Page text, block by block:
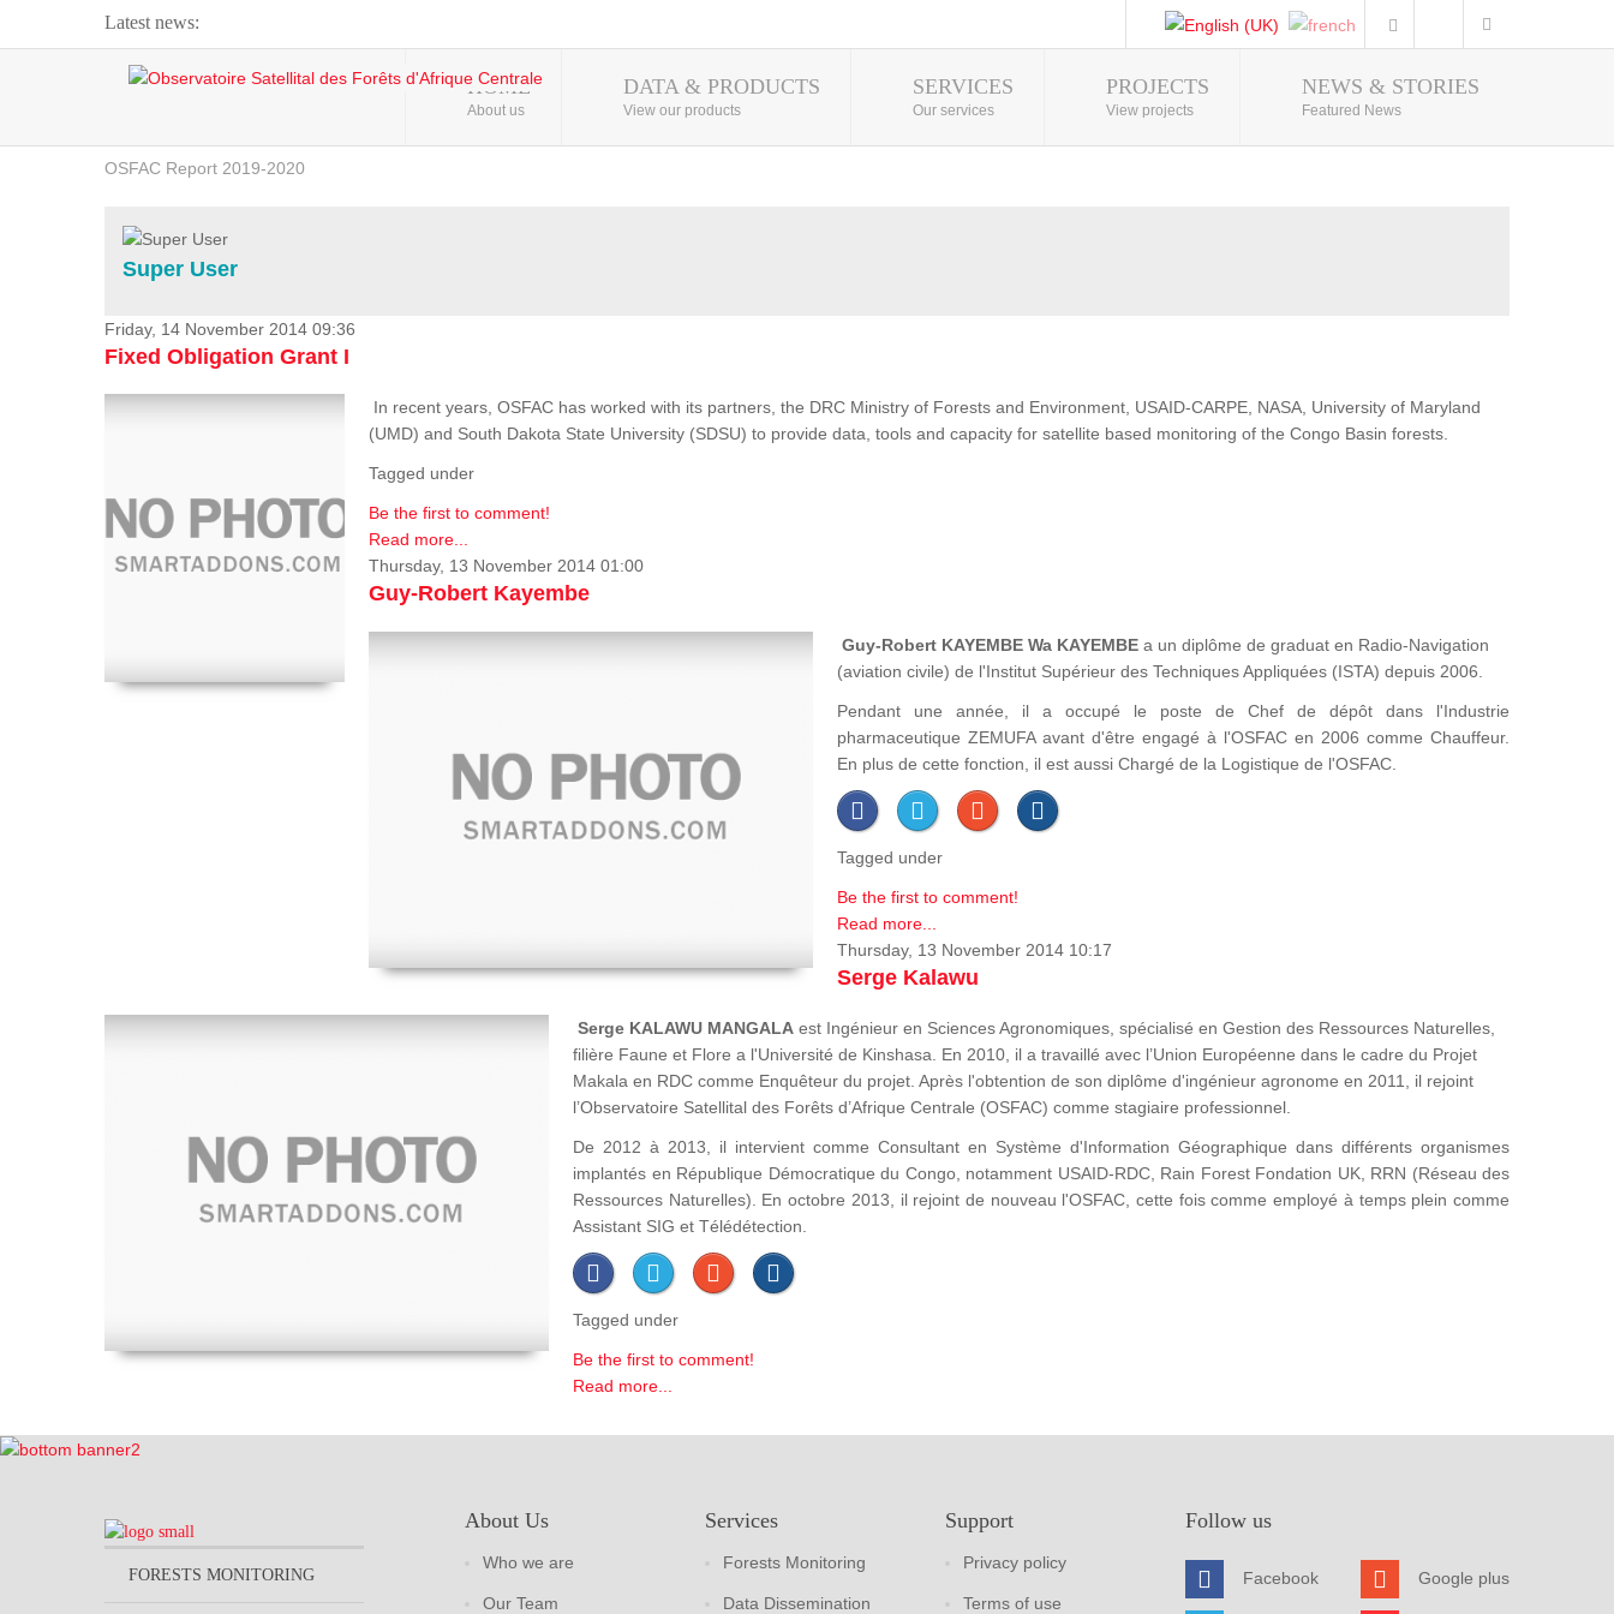
Latest news:
Webinar about Large Scale Monitoring and Land ...
OSFAC Video - Addressing climate change from the ...
OSFAC Report 2019-2020
Flooding and Erosion in Kinshasa - Open Cities ...
Photo Gallery
HOME
About us
DATA & PRODUCTS
View our products
SERVICES
Our services
PROJECTS
View projects
NEWS & STORIES
Featured News
Super User
Friday, 14 November 2014 09:36
Fixed Obligation Grant I
In recent years, OSFAC has worked with its partners, the DRC Ministry of Forests and Environment, USAID-CARPE, NASA, University of Maryland
(UMD) and South Dakota State University (SDSU) to provide data, tools and capacity for satellite based monitoring of the Congo Basin forests.
Tagged under
Be the first to comment!
Read more...
Thursday, 13 November 2014 01:00
Guy-Robert Kayembe
Guy-Robert KAYEMBE Wa KAYEMBE a un diplôme de graduat en Radio-Navigation
(aviation civile) de l'Institut Supérieur des Techniques Appliquées (ISTA) depuis 2006.
Pendant une année, il a occupé le poste de Chef de dépôt dans l'Industrie
pharmaceutique ZEMUFA avant d'être engagé à l'OSFAC en 2006 comme Chauffeur.
En plus de cette fonction, il est aussi Chargé de la Logistique de l'OSFAC.
Tagged under
Be the first to comment!
Read more...
Thursday, 13 November 2014 10:17
Serge Kalawu
Serge KALAWU MANGALA est Ingénieur en Sciences Agronomiques, spécialisé en Gestion des Ressources Naturelles,
filière Faune et Flore a l'Université de Kinshasa. En 2010, il a travaillé avec l’Union Européenne dans le cadre du Projet
Makala en RDC comme Enquêteur du projet. Après l'obtention de son diplôme d'ingénieur agronome en 2011, il rejoint
l’Observatoire Satellital des Forêts d’Afrique Centrale (OSFAC) comme stagiaire professionnel.
De 2012 à 2013, il intervient comme Consultant en Système d'Information Géographique dans différents organismes
implantés en République Démocratique du Congo, notamment USAID-RDC, Rain Forest Fondation UK, RRN (Réseau des
Ressources Naturelles). En octobre 2013, il rejoint de nouveau l'OSFAC, cette fois comme employé à temps plein comme
Assistant SIG et Télédétection.
Tagged under
Be the first to comment!
Read more...
FORESTS MONITORING
About Us
Who we are
Our Team
Services
Forests Monitoring
Data Dissemination
Support
Privacy policy
Terms of use
Follow us
Facebook Google plus